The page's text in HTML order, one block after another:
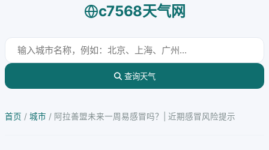
c7568天气网
查询天气
首页 / 城市 / 阿拉善盟未来一周易感冒吗？| 近期感冒风险提示